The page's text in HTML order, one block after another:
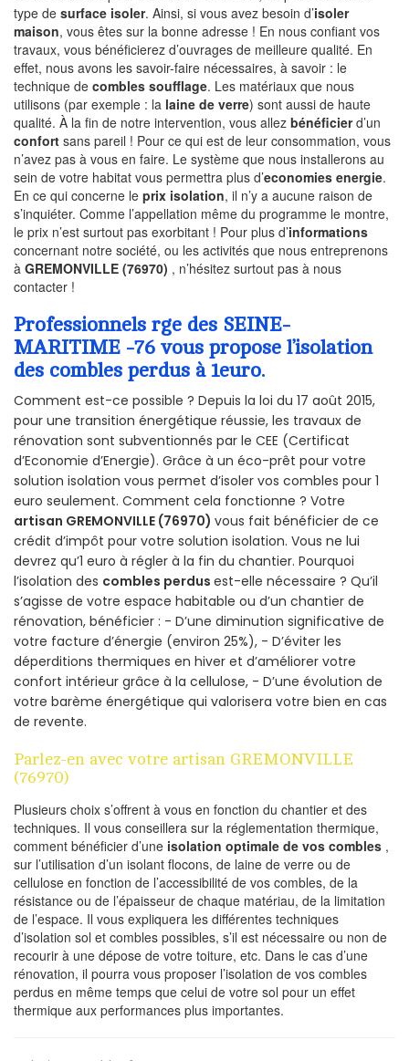
type de surface isoler. Ainsi, si vous avez besoin d’isoler
maison, vous êtes sur la bonne adresse ! En nous confiant vos
travaux, vous bénéficierez d’ouvrages de meilleure qualité. En
effet, nous avons les savoir-faire nécessaires, à savoir : le
technique de combles soufflage. Les matériaux que nous
utilisons (par exemple : la laine de verre) sont aussi de haute
qualité. À la fin de notre intervention, vous allez bénéficierd’un
confort sans pareil ! Pour ce qui est de leur consommation, vous
n’avez pas à vous en faire. Le système que nous installerons au
sein de votre habitat vous permettra plus d’economies energie.
En ce qui concerne le prix isolation, il n’y a aucune raison de
s’inquiéter. Comme l’appellation même du programme le montre,
le prix n’est surtout pas exorbitant ! Pour plus d’informations
concernant notre société, ou les activités que nous entreprenons
à GREMONVILLE (76970) , n’hésitez surtout pas à nous
contacter !
Professionnels rge des SEINE-
MARITIME -76 vous propose l’isolation
des combles perdus à 1euro.
Comment est-ce possible ? Depuis la loi du 17 août 2015,
pour une transition énergétique réussie, les travaux de
rénovation sont subventionnés par le CEE (Certificat
d’Economie d’Energie). Grâce à un éco-prêt pour votre
solution isolation vous permet d’isoler vos combles pour 1
euro seulement. Comment cela fonctionne ? Votre
artisan GREMONVILLE (76970) vous fait bénéficier de ce
crédit d’impôt pour votre solution isolation. Vous ne lui
devrez qu’1 euro à régler à la fin du chantier. Pourquoi
l’isolation des combles perdus est-elle nécessaire ? Qu’il
s’agisse de votre espace habitable ou d’un chantier de
rénovation, bénéficier : - D’une diminution significative de
votre facture d’énergie (environ 25%), - D’éviter les
déperditions thermiques en hiver et d’améliorer votre
confort intérieur grâce à la cellulose, - D’une évolution de
votre barème énergétique qui valorisera votre bien en cas
de revente.
Parlez-en avec votre artisan GREMONVILLE
(76970)
Plusieurs choix s’offrent à vous en fonction du chantier et des
techniques. Il vous conseillera sur la réglementation thermique,
comment bénéficier d’une isolation optimale de vos combles ,
sur l’utilisation d’un isolant flocons, de laine de verre ou de
cellulose en fonction de l’accessibilité de vos combles, de la
résistance ou de l’épaisseur de chaque matériau, de la limitation
de l’espace. Il vous expliquera les différentes techniques
d’isolation sol et combles possibles, s’il est nécessaire ou non de
recourir à une dépose de votre toiture, etc. Dans le cas d’une
rénovation, il pourra vous proposer l’isolation de vos combles
perdus en même temps que celui de votre sol pour un effet
thermique aux performances plus importantes.